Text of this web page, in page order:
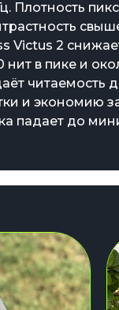
Плотность
Victus 2
нит в пике и
читаемость
и экономию
падает до